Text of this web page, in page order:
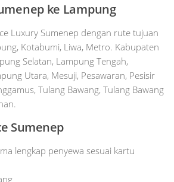
ke Lampung
Luxury Sumenep dengan rute tujuan
Kotabumi, Liwa, Metro. Kabupaten
Selatan, Lampung Tengah,
Utara, Mesuji, Pesawaran, Pesisir
Tulang Bawang, Tulang Bawang
Sumenep
lengkap penyewa sesuai kartu